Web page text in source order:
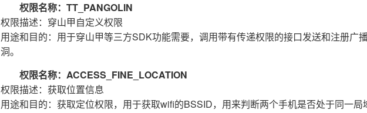
权限名称：TT_PANGOLIN
权限描述：穿山甲自定义权限
用途和目的：用于穿山甲等三方SDK功能需要，调用带有传递权限的接口发送和注册广
洞。
权限名称：ACCESS_FINE_LOCATION
权限描述：获取位置信息
用途和目的：获取定位权限，用于获取wifi的BSSID，用来判断两个手机是否处于同一